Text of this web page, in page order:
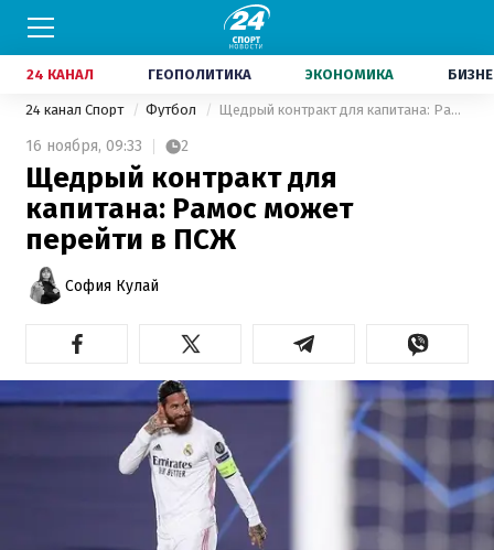
24 КАНАЛ ГЕОПОЛИТИКА ЭКОНОМИКА
24 канал Спорт Футбол Щедрый контракт для капитана: Рамос может перейти в ПСЖ
16 ноября, 09:33 2
Щедрый контракт для
капитана: Рамос может
перейти в ПСЖ
София Кулай